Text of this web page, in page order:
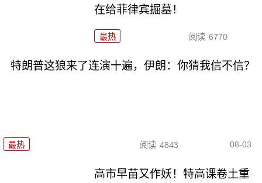
在给菲律宾掘墓！
最热 阅读 6770
特朗普这狼来了连演十遍，伊朗：你猜我信不信？
最热 阅读 4843 08-03
高市早苗又作妖！特高课卷土重